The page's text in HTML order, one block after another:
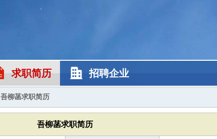
求职简历 招聘企业
吾柳菡求职简历
吾柳菡求职简历